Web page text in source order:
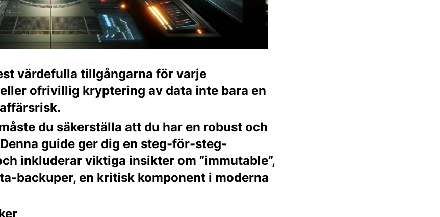
värdefulla tillgångarna för varje
ofrivillig kryptering av data inte bara en
du säkerställa att du har en robust och
guide ger dig en steg-för-steg-
inkluderar viktiga insikter om ”immutable”,
backuper, en kritisk komponent i moderna